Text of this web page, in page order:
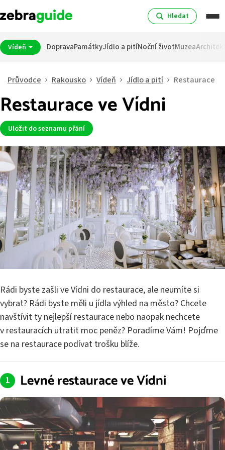
Hledat
Vídeň DopravaPamátkyJídlo a pitíNoční životMuzea
Průvodce Rakousko Vídeň Jídlo a pití Restaurace
Restaurace ve Vídni
Uložit do seznamu přání
Rádi byste zašli ve Vídni do restaurace, ale neumíte si
vybrat? Rádi byste měli u jídla výhled na město? Chcete
navštívit ty nejlepší restaurace nebo naopak nechcete
v restauracích utratit moc peněz? Poradíme Vám! Pojďme
se na restaurace podívat trošku blíže.
Levné restaurace ve Vídni